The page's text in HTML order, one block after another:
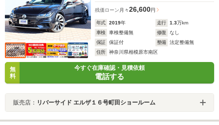
残価ローン 月々26,600円
年式 2019年 走行 1.3万km
車検
車検整備無 修復
なし
保証
保証付 整備
法定整備無
住所
神奈川県相模原市南区
無
料
今すぐ在庫確認・見積依頼
電話する
販売店： リバーサイド エルザ１６号町田ショールーム